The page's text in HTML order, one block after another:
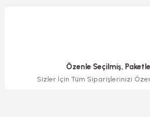
Özenle Seçilmiş,
Sizler İçin Tüm Siparişlerinizi